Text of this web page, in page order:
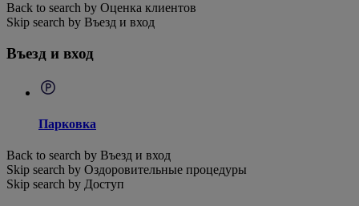
Back to search by Оценка клиентов
Skip search by Въезд и вход
Въезд и вход
Парковка
Back to search by Въезд и вход
Skip search by Оздоровительные процедуры
Skip search by Доступ